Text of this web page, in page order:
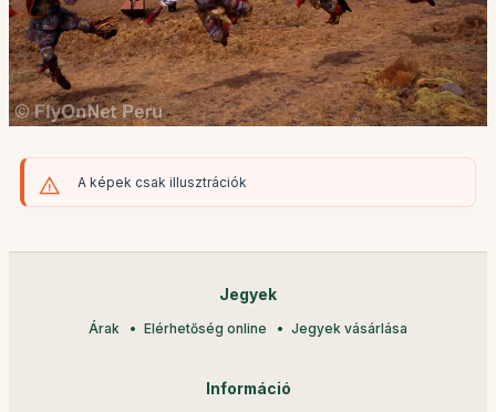
A képek csak illusztrációk
Jegyek
Árak Elérhetőség online Jegyek vásárlása
Információ